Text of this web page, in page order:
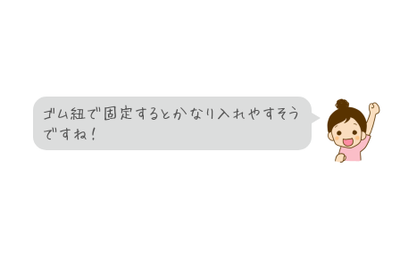
ゴム紐で固定するとかなり入れやすそう
ですね！